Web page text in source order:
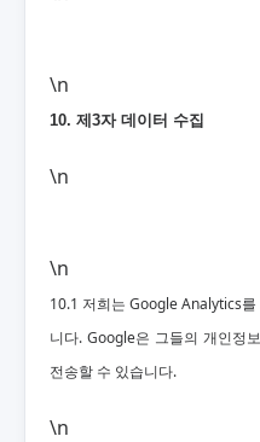
\n
10. 제3자 데이터 수집
\n
\n
10.1 저희는 Google Analytics
니다. Google은 그들의 개인정
전송할 수 있습니다.
\n